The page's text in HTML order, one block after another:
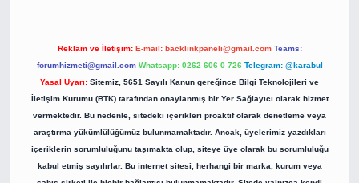
Reklam ve İletişim: E-mail: backlinkpaneli@gmail.com Teams:
forumhizmeti@gmail.com Whatsapp: 0262 606 0 726 Telegram: @karabul
Yasal Uyarı: Sitemiz, 5651 Sayılı Kanun gereğince Bilgi Teknolojileri ve
İletişim Kurumu (BTK) tarafından onaylanmış bir Yer Sağlayıcı olarak hizmet
vermektedir. Bu nedenle, sitedeki içerikleri proaktif olarak denetleme veya
araştırma yükümlülüğümüz bulunmamaktadır. Ancak, üyelerimiz yazdıkları
içeriklerin sorumluluğunu taşımakta olup, siteye üye olarak bu sorumluluğu
kabul etmiş sayılırlar. Bu internet sitesi, herhangi bir marka, kurum veya